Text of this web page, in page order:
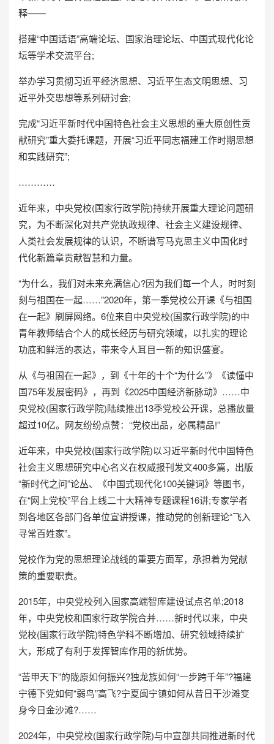
释——
搭建“中国话语”高端论坛、国家治理论坛、中国式现代化论
坛等学术交流平台;
举办学习贯彻习近平经济思想、习近平生态文明思想、习
近平外交思想等系列研讨会;
完成“习近平新时代中国特色社会主义思想的重大原创性贡
献研究”重大委托课题，开展“习近平同志福建工作时期思想
和实践研究”;
…………
近年来，中央党校(国家行政学院)持续开展重大理论问题研
究，为不断深化对共产党执政规律、社会主义建设规律、
人类社会发展规律的认识，不断谱写马克思主义中国化时
代化新篇章贡献智慧和力量。
“为什么，我们对未来充满信心?因为我们每一个人，时时刻
刻与祖国在一起……”2020年，第一季党校公开课《与祖国
在一起》刷屏网络。6位来自中央党校(国家行政学院)的中
青年教师结合个人的成长经历与研究领域，以扎实的理论
功底和鲜活的表达，带来令人耳目一新的知识盛宴。
从《与祖国在一起》，到《十年的十个“为什么”》《读懂中
国75年发展密码》，再到《2025中国经济新脉动》……中
央党校(国家行政学院)陆续推出13季党校公开课，总播放量
超过10亿。网友纷纷点赞：“党校出品，必属精品!”
近年来，中央党校(国家行政学院)以习近平新时代中国特色
社会主义思想研究中心名义在权威报刊发文400多篇，出版
“新时代之问”论丛、《中国式现代化100关键词》等图书，
在“网上党校”平台上线二十大精神专题课程16讲;专家学者
到各地区各部门各单位宣讲授课，推动党的创新理论“飞入
寻常百姓家”。
党校作为党的思想理论战线的重要方面军，承担着为党献
策的重要职责。
2015年，中央党校列入国家高端智库建设试点名单;2018
年，中央党校和国家行政学院合并……新时代以来，中央
党校(国家行政学院)特色学科不断增加、研究领域持续扩
大，形成了有利于发挥智库作用的新优势。
“苦甲天下”的陇原如何振兴?独龙族如何“一步跨千年”?福建
宁德下党如何“弱鸟”高飞?宁夏闽宁镇如何从昔日干沙滩变
身今日金沙滩?……
2024年，中央党校(国家行政学院)与中宣部共同推进新时代